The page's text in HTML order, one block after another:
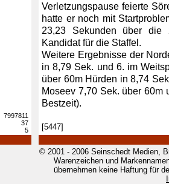
Verletzungspause feierte
hatte er noch mit
23,23 Sekunden über
Kandidat für die Staffel.
Weitere Ergebnisse der
in 8,79 Sek. und 6. im
über 60m Hürden in 8,74
Moseev 7,70 Sek. über 60m
Bestzeit).
[5447]
7997811
37
5
© 2001 - 2006 Seinschedt Medien,
Warenzeichen und
übernehmen keine Haftung für